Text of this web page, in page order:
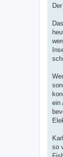
a
g
ein
so